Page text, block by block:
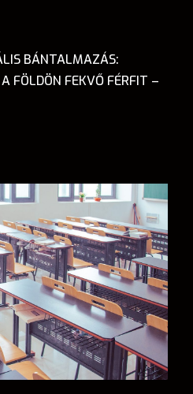
BÁNTALMAZÁS:
FÖLDÖN FEKVŐ FÉRFIT –